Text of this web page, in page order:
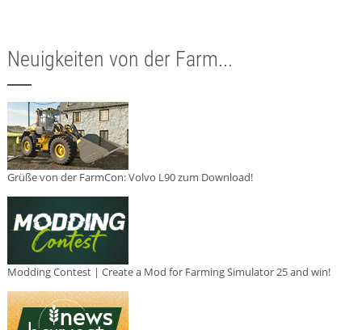
Neuigkeiten von der Farm...
Grüße von der FarmCon: Volvo L90 zum Download!
Modding Contest | Create a Mod for Farming Simulator 25 and win!